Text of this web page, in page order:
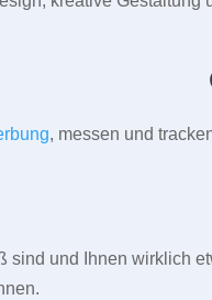
, messen und
sind und Ihnen wirklich